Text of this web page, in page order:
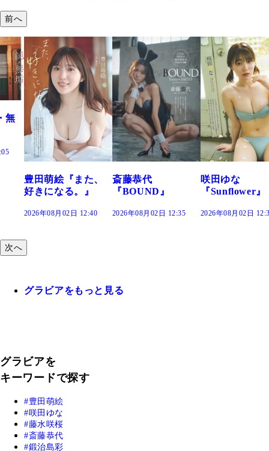
前へ
斎藤恭代
『BOUND』
2026年08月02日 12:35
咲田ゆな
『Sunflower』
2026年08月02日 12:30
藤水咲桜『花
だまり』
2026年08月02日
次へ
グラビアをもっと見る
グラビアを
キーワードで探す
豊田萌絵
咲田ゆな
藤水咲桜
斎藤恭代
鍛治島彩